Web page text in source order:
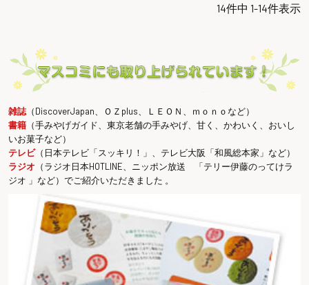
14件中 1-14件表示
雑誌（DiscoverJapan、ＯＺplus、ＬＥＯＮ、ｍｏｎｏなど）
書籍（手みやげガイド、東京老舗の手みやげ、甘く、かわいく、おいし
いお菓子など）
テレビ（日本テレビ「スッキリ！」、テレビ大阪「和風総本家」など）
ラジオ （ラジオ日本HOTLINE、ニッポン放送 「テリー伊藤のってけラ
ジオ 」など）でご紹介いただきました 。